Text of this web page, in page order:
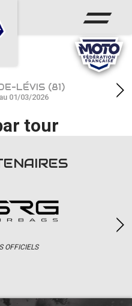
LÉVIS (81)
01/03/2026
tour
OFFICIELS